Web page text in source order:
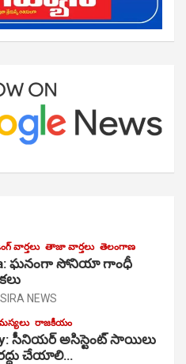
వార్తలు తాజా వార్తలు తెలంగాణ
ఘ‌నంగా సోనియా గాంధీ
SIRA NEWS
రాజకీయం
సీనియర్ అసిస్టెంట్ సాయిలు
చేయాలి…